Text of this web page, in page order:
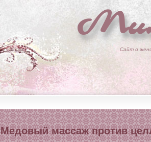
Сайт о
Медовый массаж против